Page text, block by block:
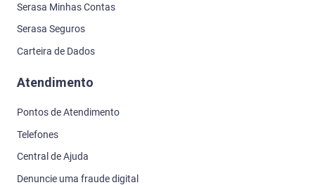
Serasa Minhas Contas
Serasa Seguros
Carteira de Dados
Atendimento
Pontos de Atendimento
Telefones
Central de Ajuda
Denuncie uma fraude digital